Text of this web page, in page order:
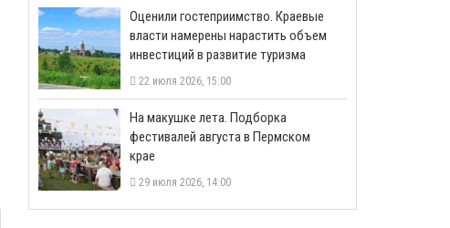
Оценили гостеприимство. Краевые
власти намерены нарастить объем
инвестиций в развитие туризма
22 июля 2026, 15:00
На макушке лета. Подборка
фестивалей августа в Пермском
крае
29 июля 2026, 14:00